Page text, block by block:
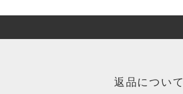
返品について